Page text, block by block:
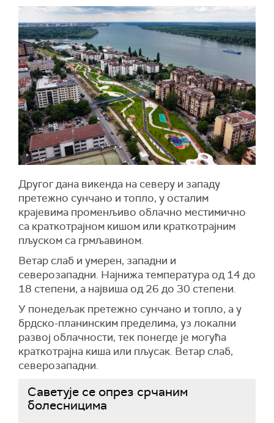
Другог дана викенда на северу и западу
претежно сунчано и топло, у осталим
крајевима променљиво облачно местимично
са краткотрајном кишом или краткотрајним
пљуском са грмљавином.
Ветар слаб и умерен, западни и
северозападни. Најнижа температура од 14 до
18 степени, а највиша од 26 до 30 степени.
У понедељак претежно сунчано и топло, а у
брдско-планинским пределима, уз локални
развој облачности, тек понегде је могућа
краткотрајна киша или пљусак. Ветар слаб,
северозападни.
Саветује се опрез срчаним
болесницима